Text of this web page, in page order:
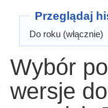
Przeglądaj
Do roku (włącznie)
Wybór
wersje